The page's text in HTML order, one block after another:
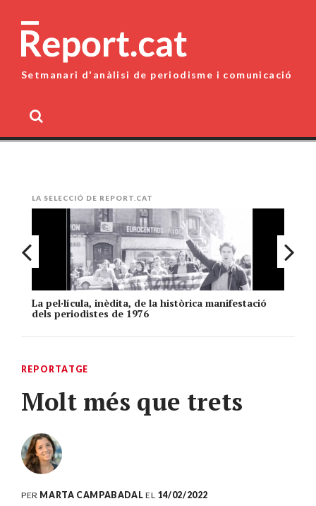
content
Setmanari d'anàlisi de periodisme i comunicació
LA SELECCIÓ DE REPORT.CAT
La pel·lícula, inèdita, de la històrica manifestació
dels periodistes de 1976
REPORTATGE
Molt més que trets
PER MARTA CAMPABADAL EL 14/02/2022